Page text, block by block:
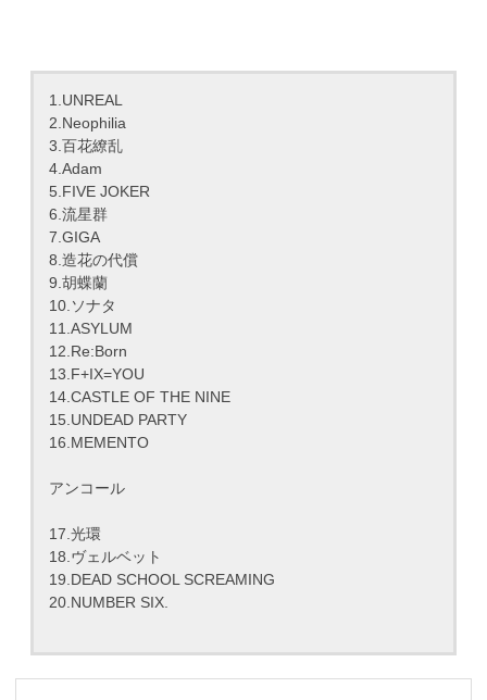
1.UNREAL
2.Neophilia
3.百花繚乱
4.Adam
5.FIVE JOKER
6.流星群
7.GIGA
8.造花の代償
9.胡蝶蘭
10.ソナタ
11.ASYLUM
12.Re:Born
13.F+IX=YOU
14.CASTLE OF THE NINE
15.UNDEAD PARTY
16.MEMENTO
アンコール
17.光環
18.ヴェルベット
19.DEAD SCHOOL SCREAMING
20.NUMBER SIX.